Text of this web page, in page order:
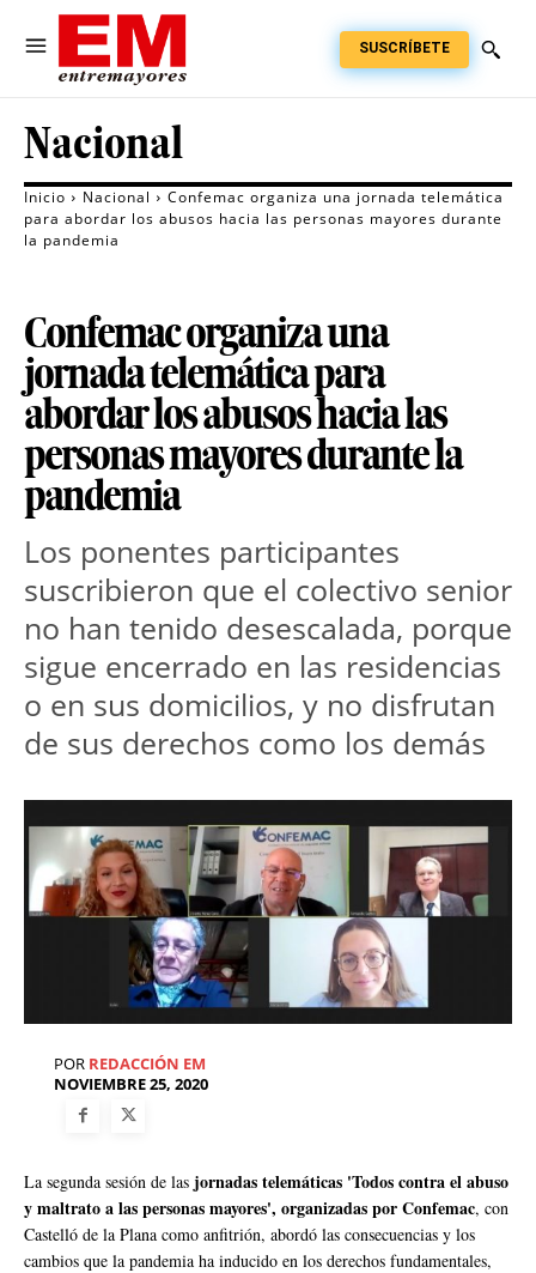
SUSCRÍBETE
Nacional
Inicio Nacional
Confemac organiza una jornada telemática
para abordar los abusos hacia las personas mayores durante
la pandemia
Confemac organiza una
jornada telemática para
abordar los abusos hacia las
personas mayores durante la
pandemia
Los ponentes participantes
suscribieron que el colectivo senior
no han tenido desescalada, porque
sigue encerrado en las residencias
o en sus domicilios, y no disfrutan
de sus derechos como los demás
POR REDACCIÓN EM
NOVIEMBRE 25, 2020
La segunda sesión de las jornadas telemáticas 'Todos contra el abuso
y maltrato a las personas mayores', organizadas por Confemac, con
Castelló de la Plana como anfitrión, abordó las consecuencias y los
cambios que la pandemia ha inducido en los derechos fundamentales,